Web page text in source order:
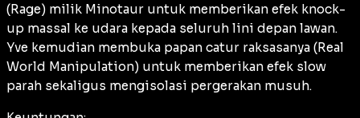
(Rage) milik Minotaur untuk memberikan efek knock-
up massal ke udara kepada seluruh lini depan lawan.
Yve kemudian membuka papan catur raksasanya (Real
World Manipulation) untuk memberikan efek slow
parah sekaligus mengisolasi pergerakan musuh.